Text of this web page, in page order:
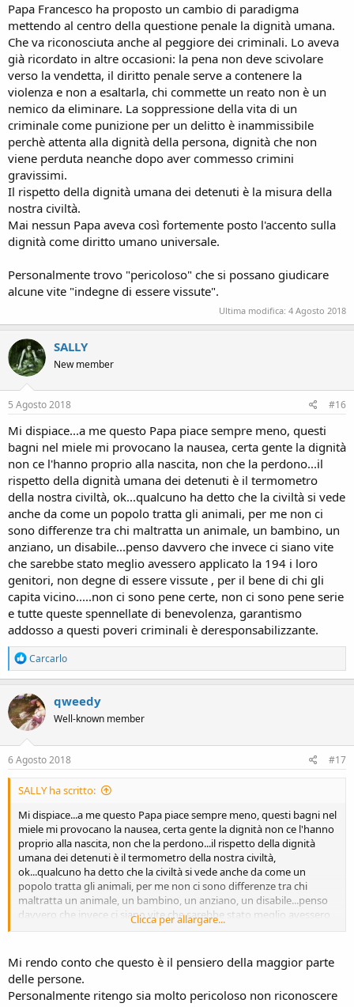
Papa Francesco ha proposto un cambio di paradigma
mettendo al centro della questione penale la dignità umana.
Che va riconosciuta anche al peggiore dei criminali. Lo aveva
già ricordato in altre occasioni: la pena non deve scivolare
verso la vendetta, il diritto penale serve a contenere la
violenza e non a esaltarla, chi commette un reato non è un
nemico da eliminare. La soppressione della vita di un
criminale come punizione per un delitto è inammissibile
perchè attenta alla dignità della persona, dignità che non
viene perduta neanche dopo aver commesso crimini
gravissimi.
Il rispetto della dignità umana dei detenuti è la misura della
nostra civiltà.
Mai nessun Papa aveva così fortemente posto l'accento sulla
dignità come diritto umano universale.
Personalmente trovo "pericoloso" che si possano giudicare
alcune vite "indegne di essere vissute".
Ultima modifica: 4 Agosto 2018
SALLY
New member
5 Agosto 2018 #16
Mi dispiace...a me questo Papa piace sempre meno, questi
bagni nel miele mi provocano la nausea, certa gente la dignità
non ce l'hanno proprio alla nascita, non che la perdono...il
rispetto della dignità umana dei detenuti è il termometro
della nostra civiltà, ok...qualcuno ha detto che la civiltà si vede
anche da come un popolo tratta gli animali, per me non ci
sono differenze tra chi maltratta un animale, un bambino, un
anziano, un disabile...penso davvero che invece ci siano vite
che sarebbe stato meglio avessero applicato la 194 i loro
genitori, non degne di essere vissute , per il bene di chi gli
capita vicino.....non ci sono pene certe, non ci sono pene serie
e tutte queste spennellate di benevolenza, garantismo
addosso a questi poveri criminali è deresponsabilizzante.
R
e
a
c
t
i
o
n
s
Carcarlo
qweedy
Well-known member
6 Agosto 2018 #17
SALLY ha scritto:
Mi dispiace...a me questo Papa piace sempre meno, questi bagni nel
miele mi provocano la nausea, certa gente la dignità non ce l'hanno
proprio alla nascita, non che la perdono...il rispetto della dignità
umana dei detenuti è il termometro della nostra civiltà,
ok...qualcuno ha detto che la civiltà si vede anche da come un
popolo tratta gli animali, per me non ci sono differenze tra chi
maltratta un animale, un bambino, un anziano, un disabile...penso
davvero che invece ci siano vite che sarebbe stato meglio avessero
applicato la 194 i loro genitori, non degne di essere vissute , per il
pene serie e tutte queste spennellate di benevolenza, garantismo
addosso a questi poveri criminali è deresponsabilizzante.
Clicca per allargare...
Mi rendo conto che questo è il pensiero della maggior parte
delle persone.
Personalmente ritengo sia molto pericoloso non riconoscere